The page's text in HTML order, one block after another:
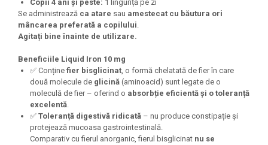
Copii 4 ani și peste: 1 linguriță pe zi
Se administrează ca atare sau amestecat cu băutura ori
mâncarea preferată a copilului.
Agitați bine înainte de utilizare.
Beneficiile Liquid Iron 10 mg
✅ Conține fier bisglicinat, o formă chelatată de fier în care
două molecule de glicină (aminoacid) sunt legate de o
moleculă de fier – oferind o absorbție eficientă și o toleranță
excelentă.
✅ Toleranță digestivă ridicată – nu produce constipație și
protejează mucoasa gastrointestinală.
Comparativ cu fierul anorganic, fierul bisglicinat nu se